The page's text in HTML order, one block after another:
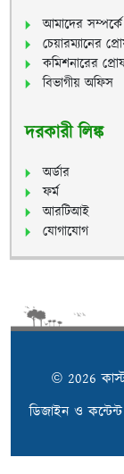
আমাদের সম্পর্কে
চেয়ারম্যানের
কমিশনারের
বিভাগীয় অফিস
দরকারী লিঙ্ক
অর্ডার
ফর্ম
আরটিআই
যোগাযোগ
© 2026
ডিজাইন ও